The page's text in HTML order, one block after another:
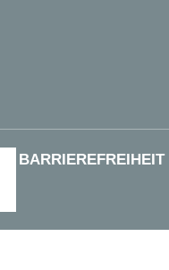
BARRIEREFREIHEIT